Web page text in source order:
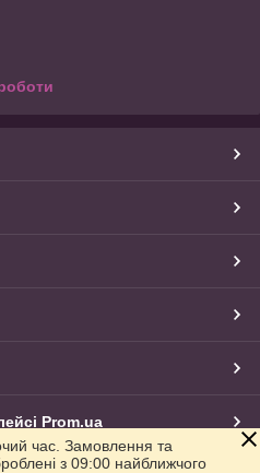
Prom.ua
час. Замовлення та
з 09:00 найближчого